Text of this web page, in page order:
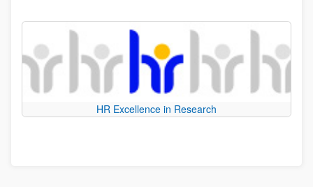
HR Excellence in Research